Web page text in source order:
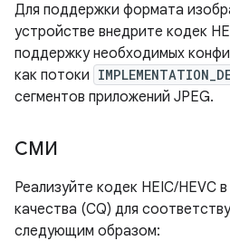
Для поддержки формата
устройстве внедрите кодек
поддержку необходимых
как потоки
сегментов приложений JPEG.
СМИ
Реализуйте кодек HEIC/HEVC
качества (CQ) для
следующим образом: